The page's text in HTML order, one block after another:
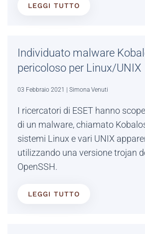
LEGGI TUTTO
Individuato malware
pericoloso per Linux/UNIX
03 Febbraio 2021 | Simona Venuti
I ricercatori di ESET hanno
di un malware, chiamato
sistemi Linux e vari UNIX
utilizzando una versione trojan
OpenSSH.
LEGGI TUTTO